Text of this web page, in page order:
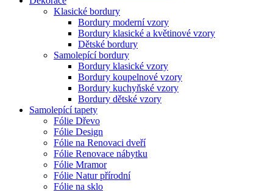
Klasické bordury
Bordury moderní vzory
Bordury klasické a květinové vzory
Dětské bordury
Samolepící bordury
Bordury klasické vzory
Bordury koupelnové vzory
Bordury kuchyňské vzory
Bordury dětské vzory
Samolepící tapety
Fólie Dřevo
Fólie Design
Fólie na Renovaci dveří
Fólie Renovace nábytku
Fólie Mramor
Fólie Natur přírodní
Fólie na sklo